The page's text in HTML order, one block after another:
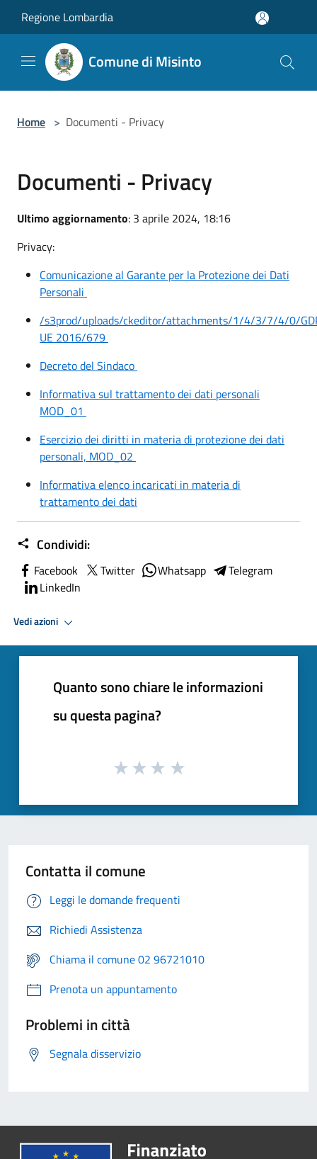
Regione Lombardia
Comune di Misinto
Home > Documenti - Privacy
Documenti - Privacy
Ultimo aggiornamento: 3 aprile 2024, 18:16
Privacy:
Comunicazione al Garante per la Protezione dei Dati
Personali
/s3prod/uploads/ckeditor/attachments/1/4/3/7/4/0/
UE 2016/679
Decreto del Sindaco
Informativa sul trattamento dei dati personali
MOD_01
Esercizio dei diritti in materia di protezione dei dati
personali, MOD_02
Informativa elenco incaricati in materia di
trattamento dei dati
Condividi:
Facebook Twitter Whatsapp
Telegram
LinkedIn
Vedi azioni
Quanto sono chiare le informazioni
su questa pagina?
Contatta il comune
Leggi le domande frequenti
Richiedi Assistenza
Chiama il comune 02 96721010
Prenota un appuntamento
Problemi in città
Segnala disservizio